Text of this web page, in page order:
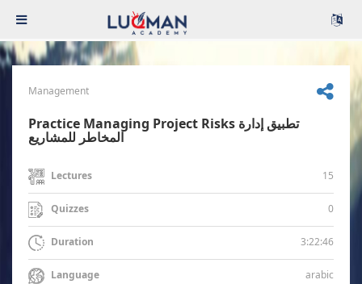
Management
Practice Managing Project Risks تطبيق إدارة
المخاطر للمشاريع
Lectures 15
Quizzes 0
Duration 3:22:46
Language arabic